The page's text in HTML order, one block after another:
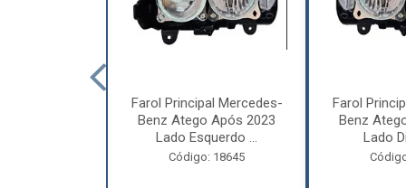
Farol Principal Mercedes-
Benz Atego Após 2023
Lado Esquerdo ...
Código: 18645
Farol
Benz
Lado